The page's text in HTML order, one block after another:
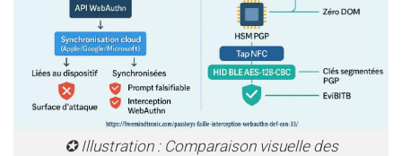
✪ Illustration : Comparaison visuelle des